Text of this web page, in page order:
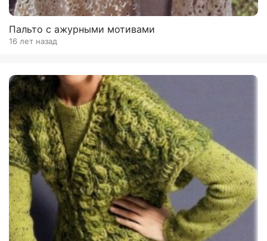
Пальто с ажурными мотивами
16 лет назад